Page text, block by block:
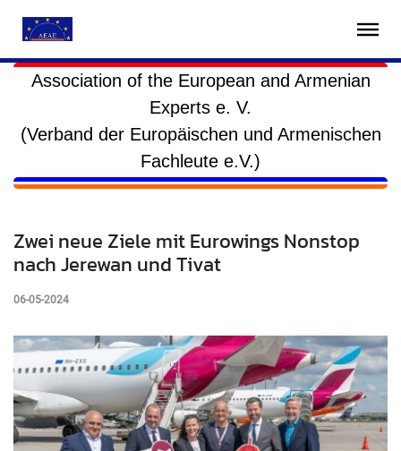
Association of the European and Armenian
Experts e. V.
(Verband der Europäischen und Armenischen
Fachleute e.V.)
Zwei neue Ziele mit Eurowings Nonstop
nach Jerewan und Tivat
06-05-2024